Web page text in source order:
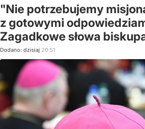
"Nie potrzebujemy
z gotowymi
Zagadkowe słowa
Dodano: dzisiaj 20:51